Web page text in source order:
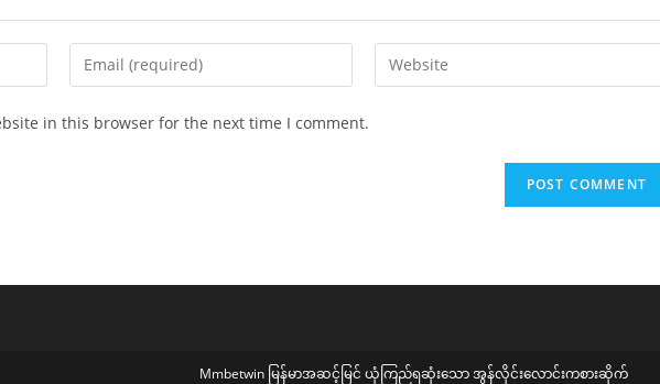
Enter
your
Enter
your
in this browser for the next time I comment.
Mmbetwin မြန်မာအဆင့်မြင် ယုံကြည်ရဆုံးသော အွန်လိုင်း‌လောင်းကစားဆိုက်